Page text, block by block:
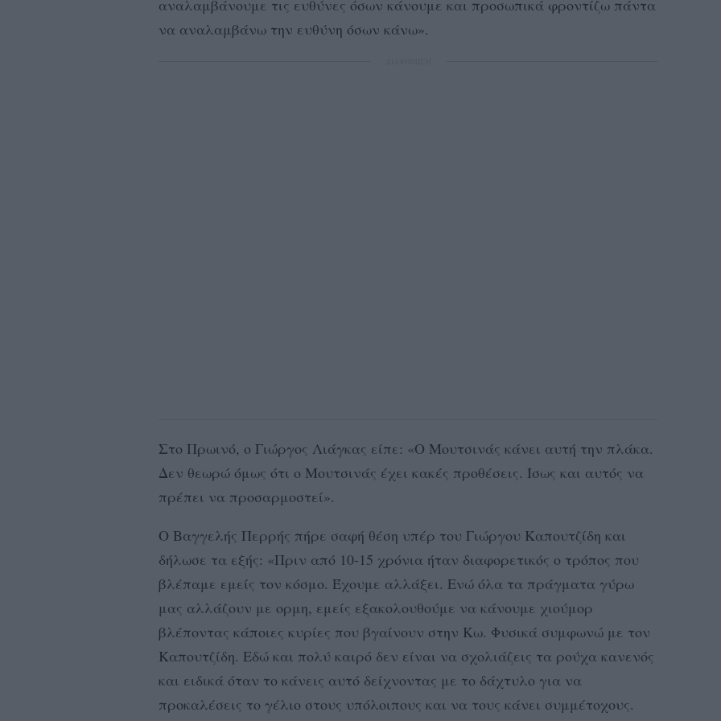
αναλαμβάνουμε τις ευθύνες όσων κάνουμε και προσωπικά φροντίζω πάντα
να αναλαμβάνω την ευθύνη όσων κάνω».
Στο Πρωινό, ο Γιώργος Λιάγκας είπε: «Ο Μουτσινάς κάνει αυτή την πλάκα.
Δεν θεωρώ όμως ότι ο Μουτσινάς έχει κακές προθέσεις. Ίσως και αυτός να
πρέπει να προσαρμοστεί».
Ο Βαγγελής Περρής πήρε σαφή θέση υπέρ του Γιώργου Καπουτζίδη και
δήλωσε τα εξής: «Πριν από 10-15 χρόνια ήταν διαφορετικός ο τρόπος που
βλέπαμε εμείς τον κόσμο. Έχουμε αλλάξει. Ενώ όλα τα πράγματα γύρω
μας αλλάζουν με ορμη, εμείς εξακολουθούμε να κάνουμε χιούμορ
βλέποντας κάποιες κυρίες που βγαίνουν στην Κω. Φυσικά συμφωνώ με τον
Καπουτζίδη. Εδώ και πολύ καιρό δεν είναι να σχολιάζεις τα ρούχα κανενός
και ειδικά όταν το κάνεις αυτό δείχνοντας με το δάχτυλο για να
προκαλέσεις το γέλιο στους υπόλοιπους και να τους κάνει συμμέτοχους.